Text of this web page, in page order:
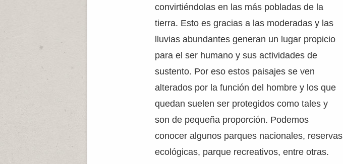
convirtiéndolas en las más pobladas de la
tierra. Esto es gracias a las moderadas y las
lluvias abundantes generan un lugar propicio
para el ser humano y sus actividades de
sustento. Por eso estos paisajes se ven
alterados por la función del hombre y los que
quedan suelen ser protegidos como tales y
son de pequeña proporción. Podemos
conocer algunos parques nacionales, reservas
ecológicas, parque recreativos, entre otras.